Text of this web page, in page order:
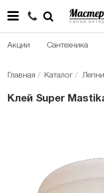
Акции Сантехника
Главная Каталог
Клей Super